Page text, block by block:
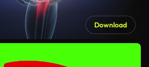
Download